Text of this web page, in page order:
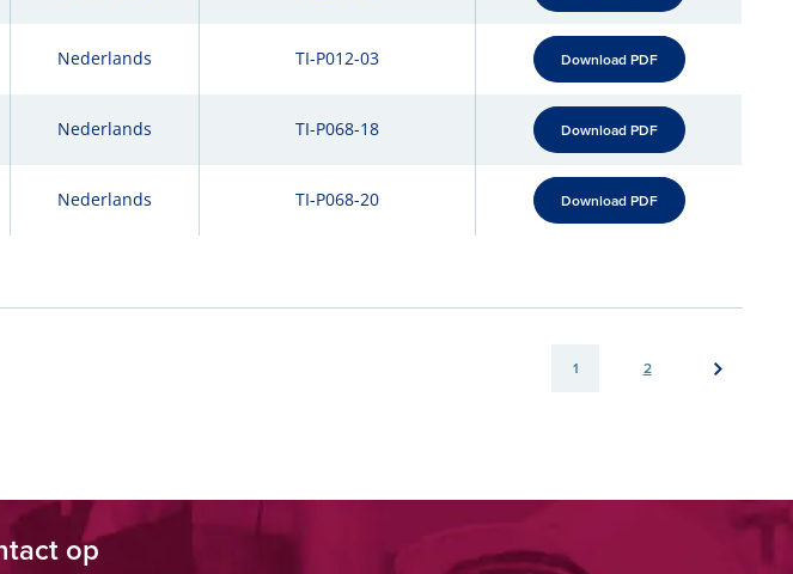
Nederlands TI-P012-03 Download PDF
Nederlands TI-P068-18 Download PDF
Nederlands TI-P068-20 Download PDF
1 2
op